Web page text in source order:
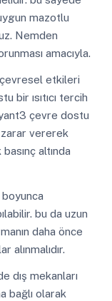
mazotlu
Nemden
amacıyla.
çevresel etkileri
bir ısıtıcı tercih
çevre dostu
vererek
altında
bu da uzun
daha önce
dış mekanları
bağlı olarak